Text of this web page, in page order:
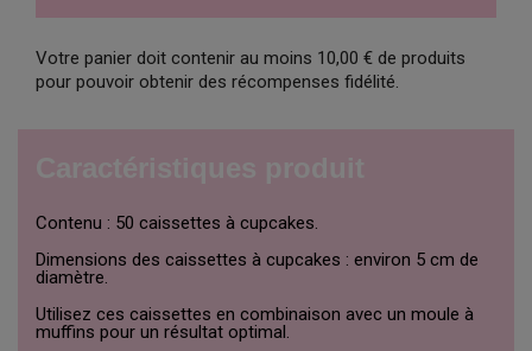
Votre panier doit contenir au moins 10,00 € de produits
pour pouvoir obtenir des récompenses fidélité.
Contenu : 50 caissettes à cupcakes.
Dimensions des caissettes à cupcakes : environ 5 cm de
diamètre.
Utilisez ces caissettes en combinaison avec un moule à
muffins pour un résultat optimal.